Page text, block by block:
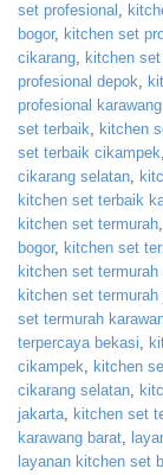
set profesional ,
bogor, kitchen set
cikarang, kitchen
profesional depok,
profesional karawang
set terbaik, kitchen
set terbaik cikampek,
cikarang selatan,
kitchen set terbaik
kitchen set termurah,
bogor, kitchen set
kitchen set
kitchen set termurah
set termurah
terpercaya bekasi,
cikampek, kitchen
cikarang selatan,
jakarta, kitchen set
karawang barat,
layanan kitchen set